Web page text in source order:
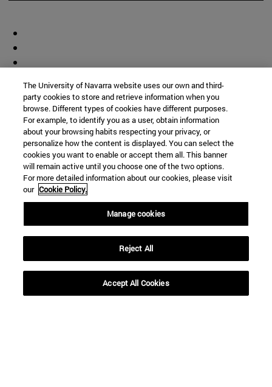
(abre en nueva ventana)
The University of Navarra website uses our own and third-
party cookies to store and retrieve information when you
browse. Different types of cookies have different purposes.
For example, to identify you as a user, obtain information
about your browsing habits respecting your privacy, or
personalize how the content is displayed. You can select the
cookies you want to enable or accept them all. This banner
will remain active until you choose one of the two options.
For more detailed information about our cookies, please visit
our Cookie Policy.
Manage cookies
Reject All
Accept All Cookies